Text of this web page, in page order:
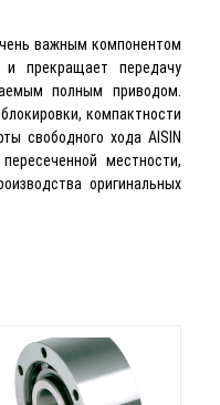
важным компонентом
и прекращает передачу
полным приводом.
компактности
свободного хода AISIN
местности,
оригинальных